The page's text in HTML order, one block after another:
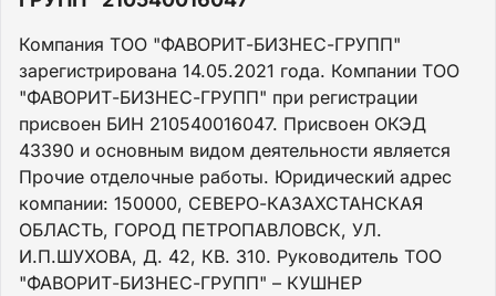
Компания ТОО "ФАВОРИТ-БИЗНЕС-ГРУПП"
зарегистрирована 14.05.2021 года. Компании ТОО
"ФАВОРИТ-БИЗНЕС-ГРУПП" при регистрации
присвоен БИН 210540016047. Присвоен ОКЭД
43390 и основным видом деятельности является
Прочие отделочные работы. Юридический адрес
компании: 150000, СЕВЕРО-КАЗАХСТАНСКАЯ
ОБЛАСТЬ, ГОРОД ПЕТРОПАВЛОВСК, УЛ.
И.П.ШУХОВА, Д. 42, КВ. 310. Руководитель ТОО
"ФАВОРИТ-БИЗНЕС-ГРУПП" – КУШНЕР